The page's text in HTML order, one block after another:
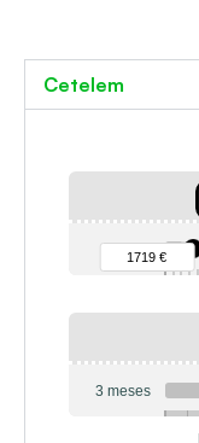
Cetelem
90 €
1719 €
3 meses